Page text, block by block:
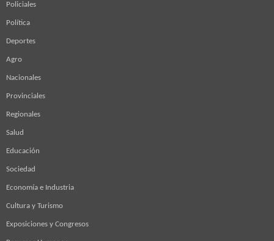
Policiales
Política
Deportes
Agro
Nacionales
Provinciales
Regionales
Salud
Educación
Sociedad
Economía e Industria
Cultura y Turismo
Exposiciones y Congresos